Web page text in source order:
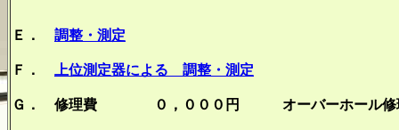
Ｅ． 調整・測定
Ｆ． 上位測定器による 調整・測定
Ｇ． 修理費 ０，０００円 オーバーホール修